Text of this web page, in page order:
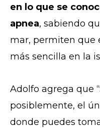
en lo que se
apnea, sabiendo
mar, permiten que
más sencilla en la
Adolfo agrega que
posiblemente, el
donde puedes